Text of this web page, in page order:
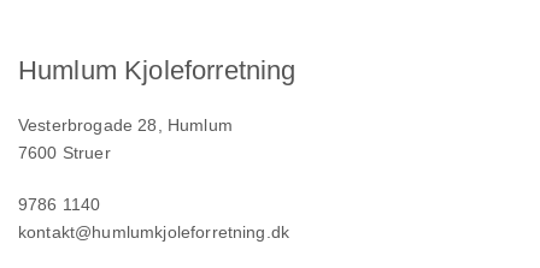
Humlum Kjoleforretning
Vesterbrogade 28, Humlum
7600 Struer
9786 1140
kontakt@humlumkjoleforretning.dk